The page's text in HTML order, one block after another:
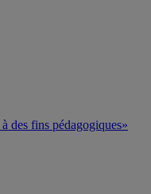
des fins pédagogiques»